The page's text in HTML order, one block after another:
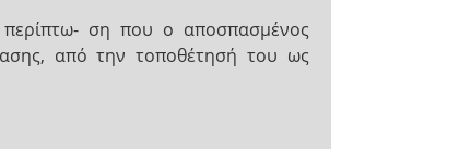
περίπτω- ση που ο αποσπασμένος
από την τοποθέτησή του ως